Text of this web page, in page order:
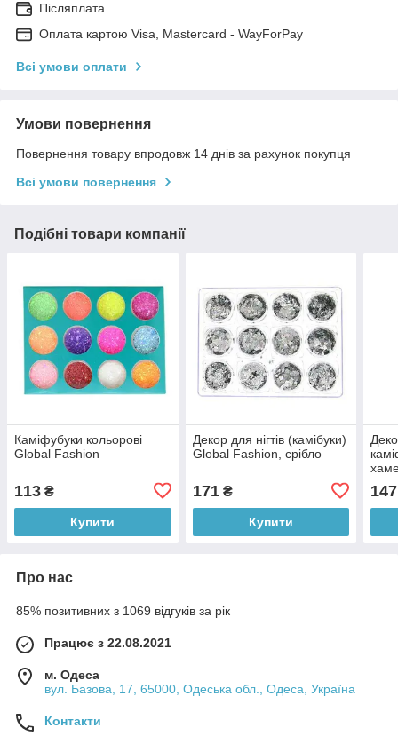
Післяплата
Оплата картою Visa, Mastercard - WayForPay
Всі умови оплати
Умови повернення
Повернення товару впродовж 14 днів за рахунок покупця
Всі умови повернення
Подібні товари компанії
Каміфубуки кольорові
Global Fashion
113 ₴
Купити
Декор для нігтів (камібуки)
Global Fashion, срібло
171₴
Купити
147
Про нас
85% позитивних з 1069 відгуків за рік
Працює з 22.08.2021
м. Одеса
вул. Базова, 17, 65000, Одеська обл., Одеса, Україна
Контакти